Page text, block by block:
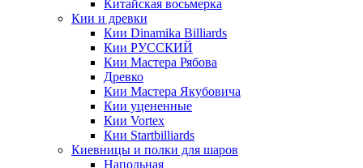
Китайская восьмерка
Кии и древки
Кии Dinamika Billiards
Кии РУССКИЙ
Кии Мастера Рябова
Древко
Кии Мастера Якубовича
Кии уцененные
Кии Vortex
Кии Startbilliards
Киевницы и полки для шаров
Напольная